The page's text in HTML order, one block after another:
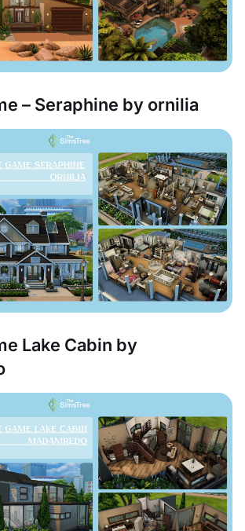
– Seraphine by ornilia
Lake Cabin by